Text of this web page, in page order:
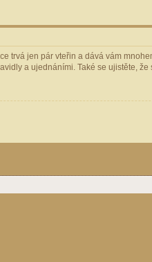
trvá jen pár vteřin a dává vám
a ujednáními. Také se ujistěte,